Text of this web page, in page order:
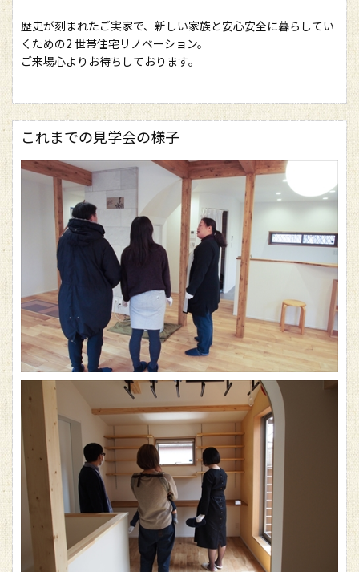
歴史が刻まれたご実家で、新しい家族と安心安全に暮らしてい
くための2 世帯住宅リノベーション。
ご来場心よりお待ちしております。
これまでの見学会の様子